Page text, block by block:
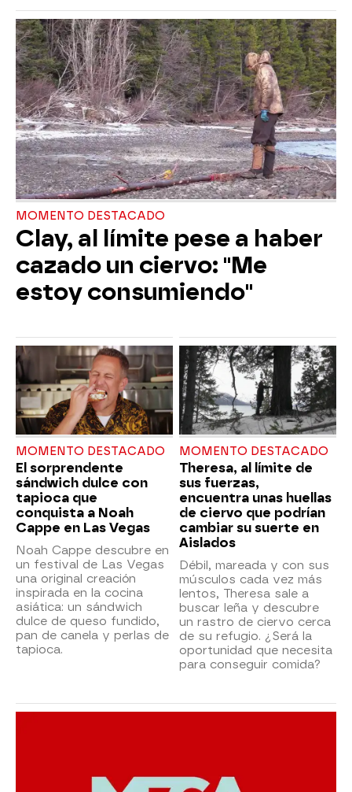
MOMENTO DESTACADO
Clay, al límite pese a haber
cazado un ciervo: "Me
estoy consumiendo"
MOMENTO DESTACADO
El sorprendente
sándwich dulce con
tapioca que
conquista a Noah
Cappe en Las Vegas
Noah Cappe descubre en
un festival de Las Vegas
una original creación
inspirada en la cocina
asiática: un sándwich
dulce de queso fundido,
pan de canela y perlas de
tapioca.
MOMENTO DESTACADO
Theresa, al límite de
sus fuerzas,
encuentra unas huellas
de ciervo que podrían
cambiar su suerte en
Aislados
Débil, mareada y con sus
músculos cada vez más
lentos, Theresa sale a
buscar leña y descubre
un rastro de ciervo cerca
de su refugio. ¿Será la
oportunidad que necesita
para conseguir comida?